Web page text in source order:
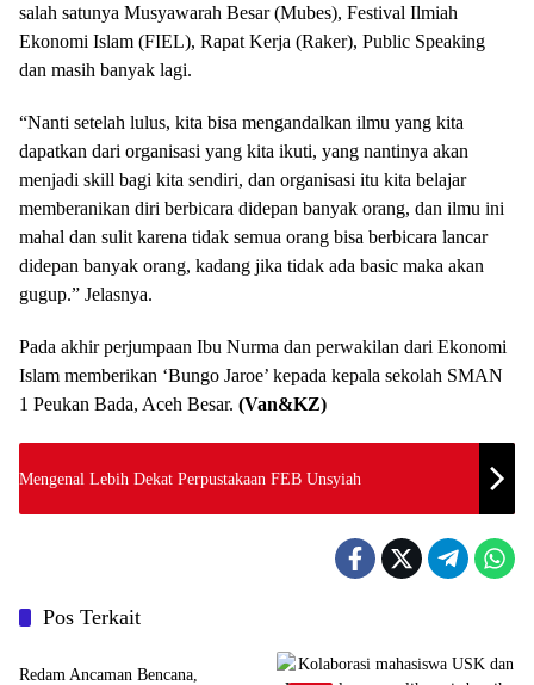
salah satunya Musyawarah Besar (Mubes), Festival Ilmiah
Ekonomi Islam (FIEL), Rapat Kerja (Raker), Public Speaking
dan masih banyak lagi.
“Nanti setelah lulus, kita bisa mengandalkan ilmu yang kita
dapatkan dari organisasi yang kita ikuti, yang nantinya akan
menjadi skill bagi kita sendiri, dan organisasi itu kita belajar
memberanikan diri berbicara didepan banyak orang, dan ilmu ini
mahal dan sulit karena tidak semua orang bisa berbicara lancar
didepan banyak orang, kadang jika tidak ada basic maka akan
gugup.” Jelasnya.
Pada akhir perjumpaan Ibu Nurma dan perwakilan dari Ekonomi
Islam memberikan ‘Bungo Jaroe’ kepada kepala sekolah SMAN
1 Peukan Bada, Aceh Besar. (Van&KZ)
Mengenal Lebih Dekat Perpustakaan FEB Unsyiah
Pos Terkait
Berita
Redam Ancaman Bencana,